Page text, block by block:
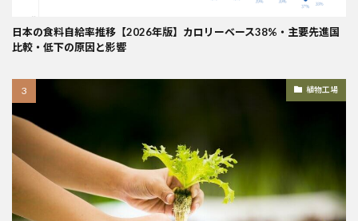
日本の食料自給率推移【2026年版】カロリーベース38%・主要先進国
比較・低下の原因と影響
植物工場